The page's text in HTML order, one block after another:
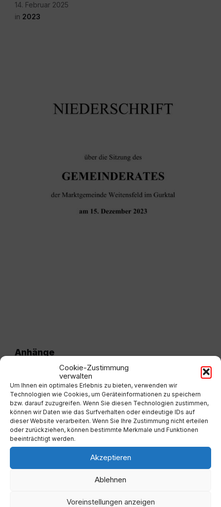
Cookie-Zustimmung
verwalten
Um Ihnen ein optimales Erlebnis zu bieten, verwenden wir
Technologien wie Cookies, um Geräteinformationen zu speichern
bzw. darauf zuzugreifen. Wenn Sie diesen Technologien zustimmen,
können wir Daten wie das Surfverhalten oder eindeutige IDs auf
dieser Website verarbeiten. Wenn Sie Ihre Zustimmung nicht erteilen
oder zurückziehen, können bestimmte Merkmale und Funktionen
beeinträchtigt werden.
Akzeptieren
Ablehnen
Voreinstellungen anzeigen
14. Februar 2025
in 2023
Anhänge
NS15.12.2023.pdf
Vorherige
Gemeinderatsprotokoll Niederschrift vom